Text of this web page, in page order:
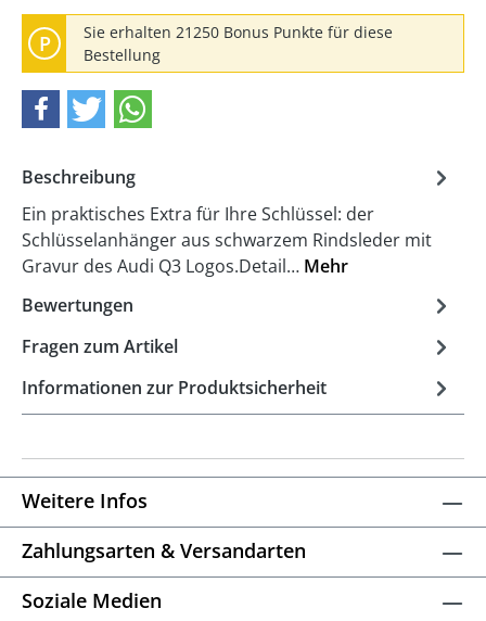
P
Sie erhalten 21250 Bonus Punkte für diese
Bestellung
Beschreibung
Ein praktisches Extra für Ihre Schlüssel: der
Schlüsselanhänger aus schwarzem Rindsleder mit
Gravur des Audi Q3 Logos.Detail… Mehr
Bewertungen
Fragen zum Artikel
Informationen zur Produktsicherheit
Weitere Infos
Zahlungsarten & Versandarten
Soziale Medien